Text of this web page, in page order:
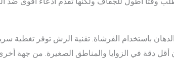
باستخدام الفرشاة. تقنية الرش توفر تغطية
دقة في الزوايا والمناطق الصغيرة. من جهة